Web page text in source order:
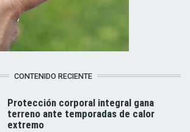
CONTENIDO RECIENTE
Protección corporal integral gana
terreno ante temporadas de calor
extremo